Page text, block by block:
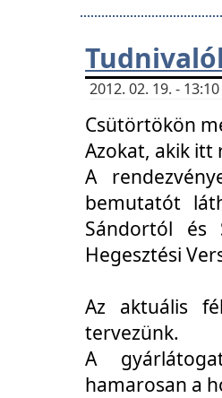
2012. 02. 19. -
Csütörtökön
Azokat, akik itt
A
bemutatót
Sándortól és
Hegesztési
Az aktuális
tervezünk.
A
hamarosan a